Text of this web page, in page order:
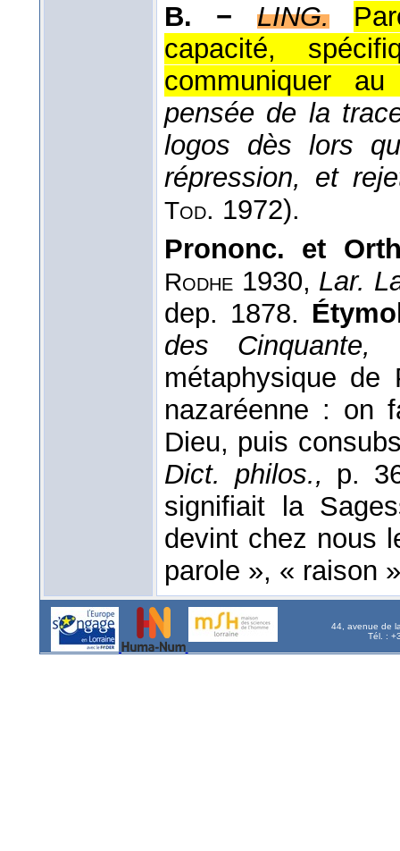
B. −
LING.
capacité,
communiquer
pensée de la
logos dès lors
répression, et
Tod. 1972).
Prononc. et
Rodhe 1930, Lar.
dep. 1878.
des Cinquante,
métaphysique de
nazaréenne : on
Dieu, puis
Dict. philos., p.
signifiait la
devint chez nous
parole », « raison
44, avenue de
Tél. :